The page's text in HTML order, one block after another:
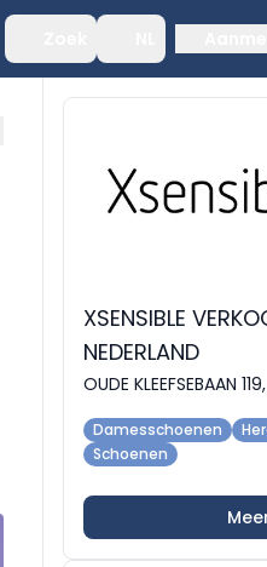
XSENSIBLE
NEDERLAND
OUDE KLEEFSEBAAN
Damesschoenen
Schoenen